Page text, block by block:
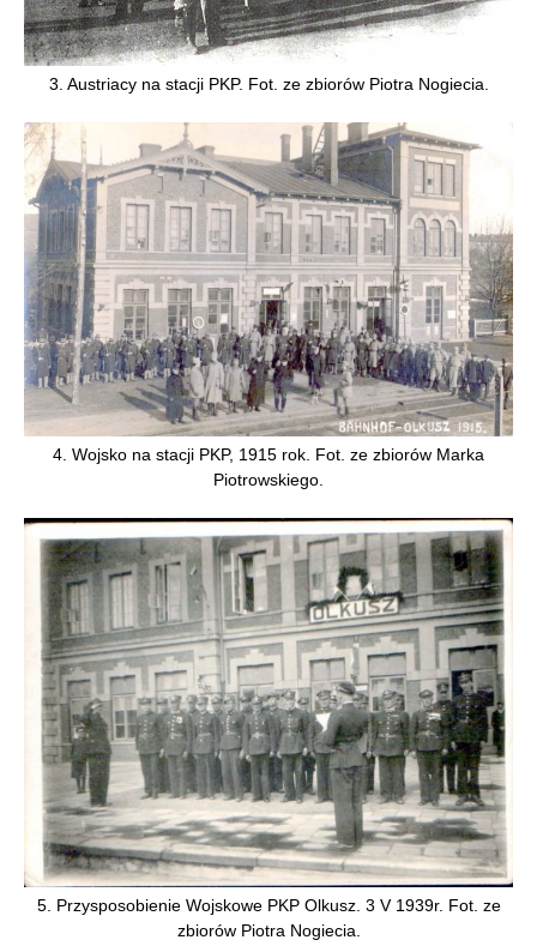
3. Austriacy na stacji PKP. Fot. ze zbiorów Piotra Nogiecia.
4. Wojsko na stacji PKP, 1915 rok. Fot. ze zbiorów Marka
Piotrowskiego.
5. Przysposobienie Wojskowe PKP Olkusz. 3 V 1939r. Fot. ze
zbiorów Piotra Nogiecia.